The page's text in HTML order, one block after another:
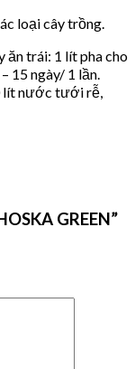
loại cây trồng.
ăn trái: 1 lít pha cho
15 ngày/ 1 lần.
lít nước tưới rễ,
GREEN”